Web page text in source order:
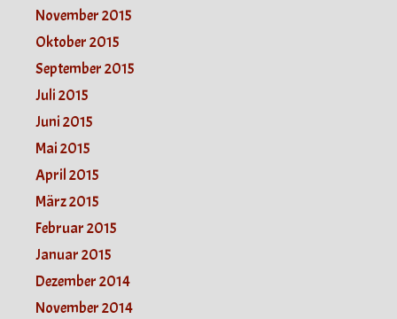
November 2015
Oktober 2015
September 2015
Juli 2015
Juni 2015
Mai 2015
April 2015
März 2015
Februar 2015
Januar 2015
Dezember 2014
November 2014